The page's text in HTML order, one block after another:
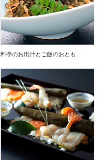
料亭のお出汁とご飯のおとも